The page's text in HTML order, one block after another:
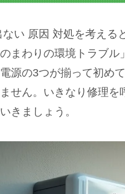
い 原因 対処を考える
まわりの環境トラブ
源の3つが揃って初め
せん。いきなり修理
きましょう。